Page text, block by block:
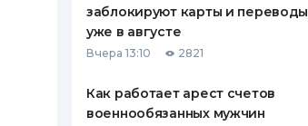
ОБЗОР
ПО
КАРТАМ
ПУТЕВОДИТЕЛИ ПО
СТРАХОВЫЕ КОМПАНИИ
заблокируют карты и переводы
уже в августе
Вчера 13:10 2821
Как работает арест счетов
военнообязанных мужчин